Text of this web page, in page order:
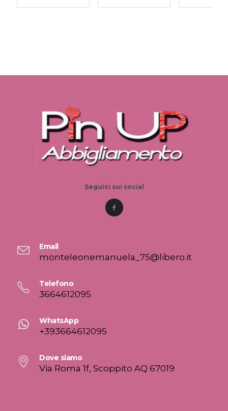
Seguici sui social
Email
monteleonemanuela_75@libero.it
Telefono
3664612095
WhatsApp
+393664612095
Dove siamo
Via Roma 1f, Scoppito AQ 67019